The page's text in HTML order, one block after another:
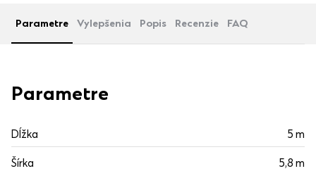
Parametre Vylepšenia Popis Recenzie FAQ
Parametre
Dĺžka 5 m
Šírka 5,8 m